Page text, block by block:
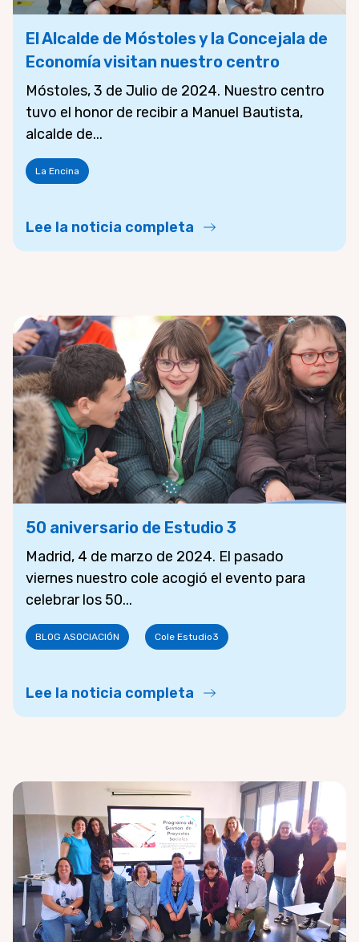
El Alcalde de Móstoles y la Concejala de
Economía visitan nuestro centro
Móstoles, 3 de Julio de 2024. Nuestro centro
tuvo el honor de recibir a Manuel Bautista,
alcalde de...
La Encina
Lee la noticia completa
50 aniversario de Estudio 3
Madrid, 4 de marzo de 2024. El pasado
viernes nuestro cole acogió el evento para
celebrar los 50...
BLOG ASOCIACIÓN Cole Estudio3
Lee la noticia completa